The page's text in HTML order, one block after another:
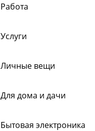
Работа
Услуги
Личные вещи
Для дома и дачи
Бытовая электроника